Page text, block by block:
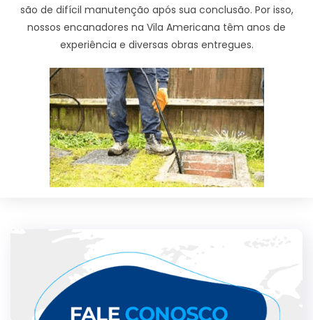
são de difícil manutenção após sua conclusão. Por isso,
nossos encanadores na Vila Americana têm anos de
experiência e diversas obras entregues.